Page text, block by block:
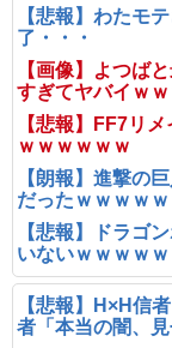
【悲報】わたモ
了・・・
【画像】よつば
すぎてヤバイｗ
【悲報】FF7リ
ｗｗｗｗｗｗ
【朗報】進撃の
だったｗｗｗｗｗ
【悲報】ドラゴ
いないｗｗｗｗｗ
【悲報】H×H信
者「本当の闇、